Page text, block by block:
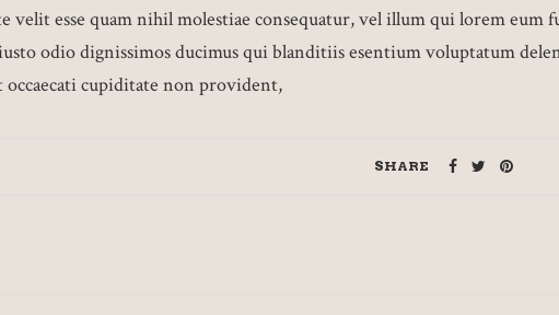
velit esse quam nihil molestiae consequatur, vel illum qui lorem eum
iusto odio dignissimos ducimus qui blanditiis esentium voluptatum
cupiditate non provident,
SHARE